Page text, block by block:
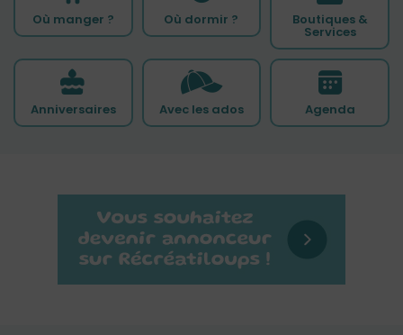
Où manger ? Où dormir ? Boutiques &
Services
Anniversaires Avec les ados Agenda